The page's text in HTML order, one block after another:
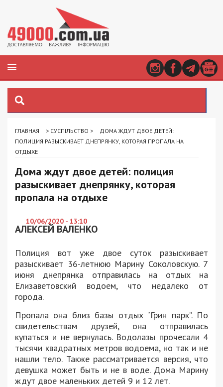
ГЛАВНАЯ > СУСПІЛЬСТВО >
ДОМА ЖДУТ ДВОЕ ДЕТЕЙ:
ПОЛИЦИЯ РАЗЫСКИВАЕТ ДНЕПРЯНКУ, КОТОРАЯ ПРОПАЛА НА
ОТДЫХЕ
Дома ждут двое детей: полиция
разыскивает днепрянку, которая
пропала на отдыхе
10/06/2020 - 13:10
АЛЕКСЕЙ ВАЛЕНКО
Полиция вот уже двое суток разыскивает
разыскивает 36-летнюю Марину Соколовскую. 7
июня днепрянка отправилась на отдых на
Елизаветовский водоем, что недалеко от
города.
Пропала она близ базы отдых “Грин парк”. По
свидетельствам друзей, она отправилась
купаться и не вернулась. Водолазы прочесали 4
тысячи квадратных метров водоема, но так и не
нашли тело. Также рассматривается версия, что
девушка может быть и не в воде. Дома Марину
ждут двое маленьких детей 9 и 12 лет.